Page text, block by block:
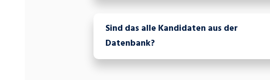
Sind das alle Kandidaten aus der
Datenbank?